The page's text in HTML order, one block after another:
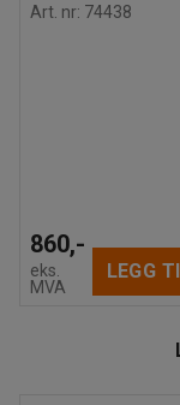
Art. nr: 74438
860,-
eks.
MVA
LEGG